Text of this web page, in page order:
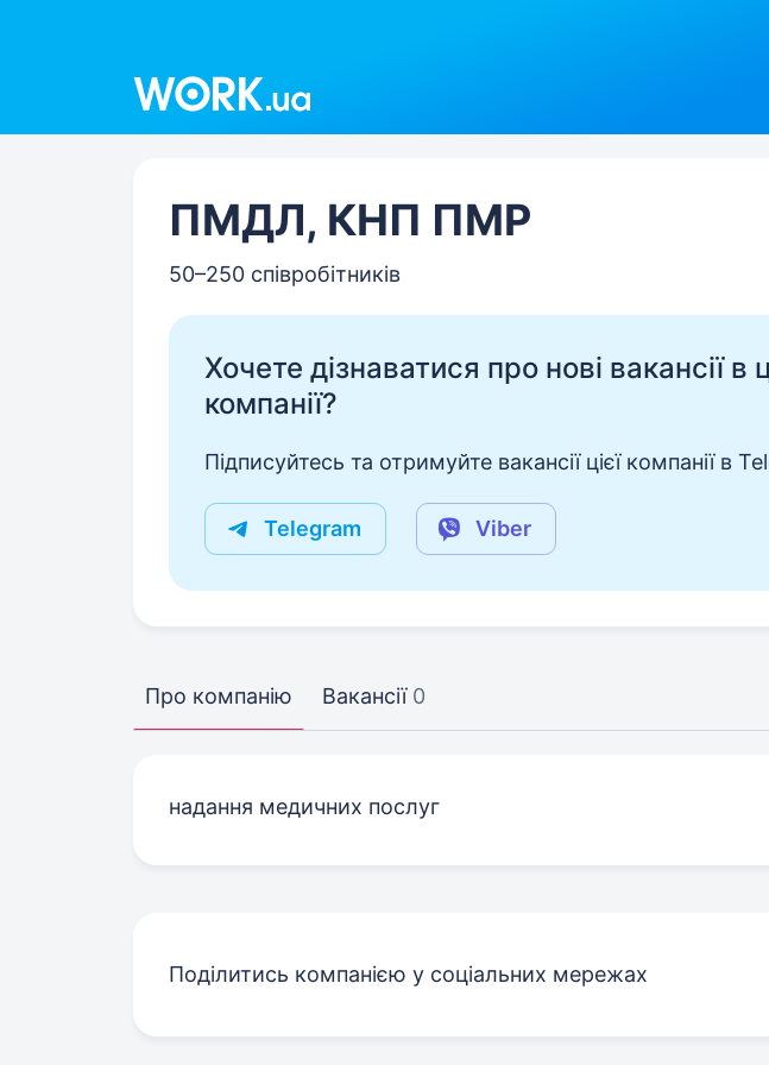
ПМДЛ, КНП ПМР
50–250 співробітників
Хочете дізнаватися про нові вакансії в
компанії?
Підписуйтесь та отримуйте вакансії цієї компанії в
Telegram Viber
Про компанію Вакансії 0
надання медичних послуг
Поділитись компанією у соціальних мережах